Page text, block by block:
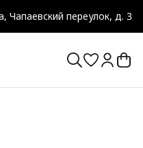
Чапаевский переулок, д. 3